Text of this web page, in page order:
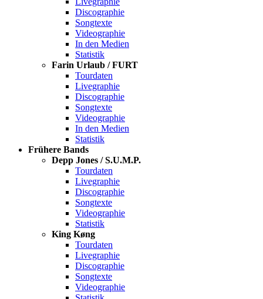
Discographie
Songtexte
Videographie
In den Medien
Statistik
Farin Urlaub / FURT
Tourdaten
Livegraphie
Discographie
Songtexte
Videographie
In den Medien
Statistik
Frühere Bands
Depp Jones / S.U.M.P.
Tourdaten
Livegraphie
Discographie
Songtexte
Videographie
Statistik
King Køng
Tourdaten
Livegraphie
Discographie
Songtexte
Videographie